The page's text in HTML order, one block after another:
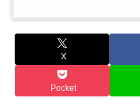
X
Pocket